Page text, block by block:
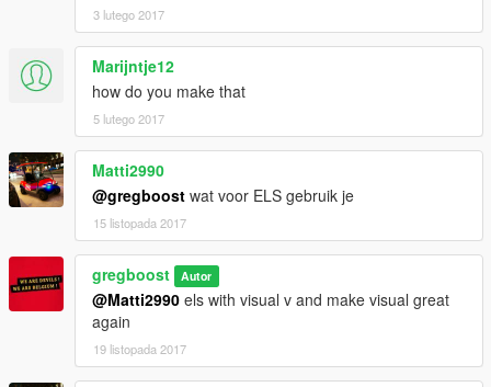
3 lutego 2017
Marijntje12
how do you make that
5 lutego 2017
Matti2990
@gregboost wat voor ELS gebruik je
15 listopada 2017
gregboost Autor
@Matti2990 els with visual v and make visual great
again
19 listopada 2017